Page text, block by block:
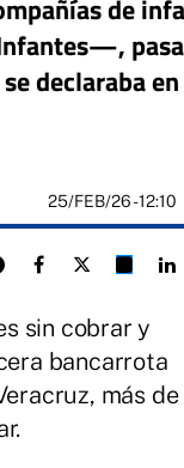
de
declaraba
25/FEB/26- 12:10
sin cobrar y
bancarrota
más de